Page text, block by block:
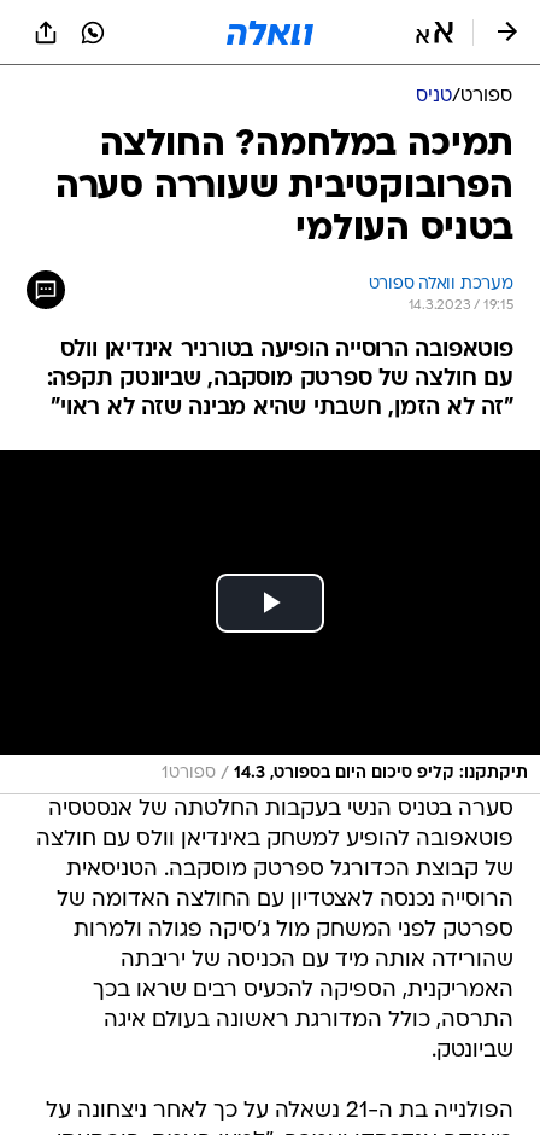
ספורט/טניס
תמיכה במלחמה? החולצה
הפרובוקטיבית שעוררה סערה
בטניס העולמי
מערכת וואלה ספורט
14.3.2023 / 19:15
פוטאפובה הרוסייה הופיעה בטורניר אינדיאן וולס
עם חולצה של ספרטק מוסקבה, שביונטק תקפה:
"זה לא הזמן, חשבתי שהיא מבינה שזה לא ראוי"
תיקתקנו: קליפ סיכום היום בספורט, 14.3 / ספורט1
סערה בטניס הנשי בעקבות החלטתה של אנסטסיה
פוטאפובה להופיע למשחק באינדיאן וולס עם חולצה
של קבוצת הכדורגל ספרטק מוסקבה. הטניסאית
הרוסייה נכנסה לאצטדיון עם החולצה האדומה של
ספרטק לפני המשחק מול ג'סיקה פגולה ולמרות
שהורידה אותה מיד עם הכניסה של יריבתה
האמריקנית, הספיקה להכעיס רבים שראו בכך
התרסה, כולל המדורגת ראשונה בעולם איגה
שביונטק.
הפולנייה בת ה-21 נשאלה על כך לאחר ניצחונה על